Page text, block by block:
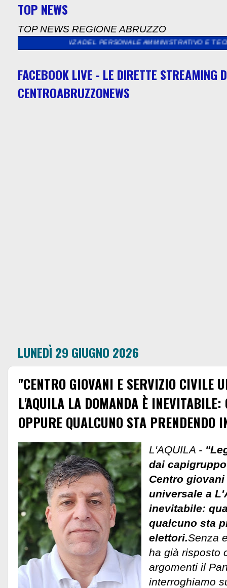
TOP NEWS
TOP NEWS REGIONE ABRUZZO
DEL PERSONALE AMMINISTRATIVO E TECNICO IN
FACEBOOK LIVE - LE DIRETTE STREAMING
CENTROABRUZZONEWS
LUNEDÌ 29 GIUGNO 2026
"CENTRO GIOVANI E SERVIZIO CIVILE
L'AQUILA LA DOMANDA È INEVITABILE:
OPPURE QUALCUNO STA PRENDENDO
L'AQUILA -
dai
Centro
universale a
inevitabile:
qualcuno sta
elettori.Senza
ha già risposto
argomenti il
interroghiamo